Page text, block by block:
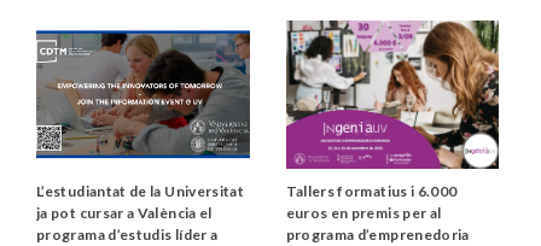
L’estudiantat de la Universitat
ja pot cursar a València el
programa d’estudis líder a
Tallers formatius i 6.000
euros en premis per al
programa d’emprenedoria